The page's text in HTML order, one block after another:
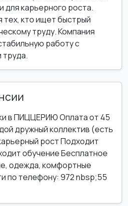
для карьерного роста.
тех, кто ищет быстрый
труду. Компания
работу с
в ПИЦЦЕРИЮ Оплата от 45
дружный коллектив (есть
рост Подходит
обучение Бесплатное
одежда, комфортные
по телефону: 972 nbsp;55